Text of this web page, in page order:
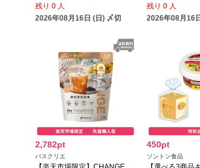
残り 0 人
2026年08月16日 (日) 〆切
残り 0 人
2026年08月16
2,782pt
パスクリエ
450pt
ソントン食品